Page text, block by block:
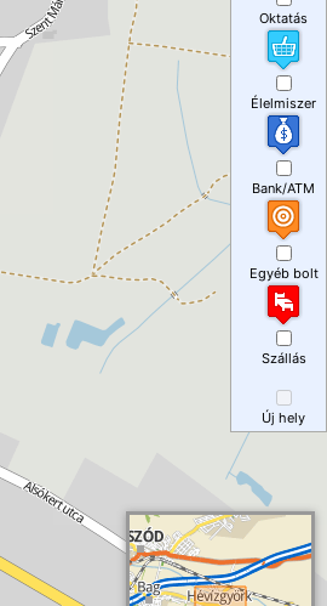
Oktatás
Élelmiszer
Bank/ATM
Egyéb bolt
Szállás
Új hely